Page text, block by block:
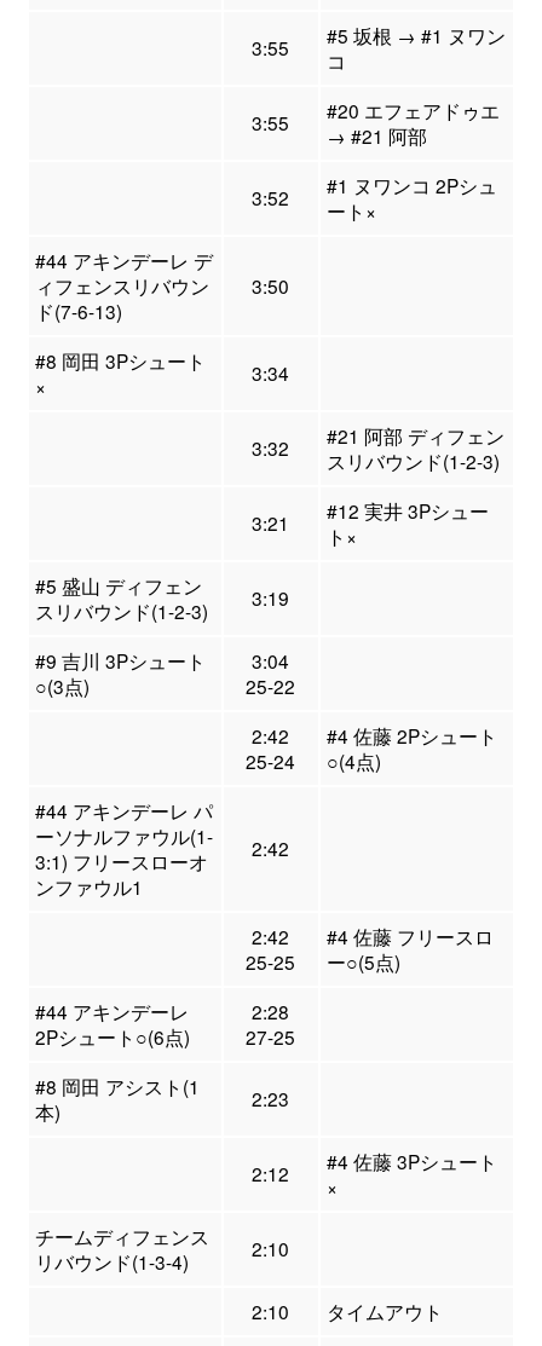
3:55
#5 坂根 → #1 ヌワン
コ
3:55
#20 エフェアドゥエ
→ #21 阿部
3:52
#1 ヌワンコ 2Pシュ
ート×
#44 アキンデーレ デ
ィフェンスリバウン
ド(7-6-13)
3:50
#8 岡田 3Pシュート
×
3:34
3:32
#21 阿部 ディフェン
スリバウンド(1-2-3)
3:21
#12 実井 3Pシュー
ト×
#5 盛山 ディフェン
スリバウンド(1-2-3)
3:19
#9 吉川 3Pシュート
○(3点)
3:04
25-22
2:42
25-24
#4 佐藤 2Pシュート
○(4点)
#44 アキンデーレ パ
ーソナルファウル(1-
3:1) フリースローオ
ンファウル1
2:42
2:42
25-25
#4 佐藤 フリースロ
ー○(5点)
#44 アキンデーレ
2Pシュート○(6点)
2:28
27-25
#8 岡田 アシスト(1
本)
2:23
2:12
#4 佐藤 3Pシュート
×
チームディフェンス
リバウンド(1-3-4)
2:10
2:10 タイムアウト